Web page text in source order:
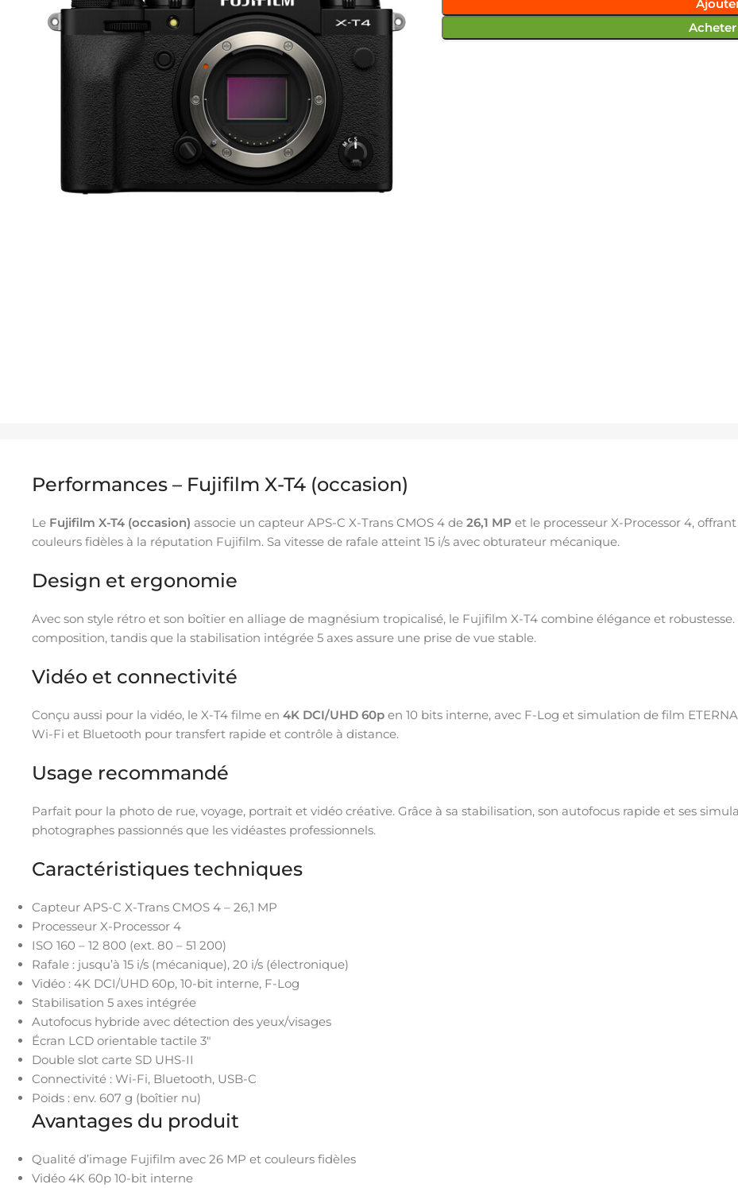
Performances – Fujifilm X-T4 (occasion)
Le Fujifilm X-T4 (occasion) associe un capteur APS-C X-Trans CMOS 4 de 26,1 MP et le processeur X-Processor 4,
couleurs fidèles à la réputation Fujifilm. Sa vitesse de rafale atteint 15 i/s avec obturateur mécanique.
Design et ergonomie
Avec son style rétro et son boîtier en alliage de magnésium tropicalisé, le Fujifilm X-T4 combine élégance et
composition, tandis que la stabilisation intégrée 5 axes assure une prise de vue stable.
Vidéo et connectivité
Conçu aussi pour la vidéo, le X-T4 filme en 4K DCI/UHD 60p en 10 bits interne, avec F-Log et simulation de film
Wi-Fi et Bluetooth pour transfert rapide et contrôle à distance.
Usage recommandé
Parfait pour la photo de rue, voyage, portrait et vidéo créative. Grâce à sa stabilisation, son autofocus rapide et ses
photographes passionnés que les vidéastes professionnels.
Caractéristiques techniques
Capteur APS-C X-Trans CMOS 4 – 26,1 MP
Processeur X-Processor 4
ISO 160 – 12 800 (ext. 80 – 51 200)
Rafale : jusqu’à 15 i/s (mécanique), 20 i/s (électronique)
Vidéo : 4K DCI/UHD 60p, 10-bit interne, F-Log
Stabilisation 5 axes intégrée
Autofocus hybride avec détection des yeux/visages
Écran LCD orientable tactile 3″
Double slot carte SD UHS-II
Connectivité : Wi-Fi, Bluetooth, USB-C
Poids : env. 607 g (boîtier nu)
Avantages du produit
Qualité d’image Fujifilm avec 26 MP et couleurs fidèles
Vidéo 4K 60p 10-bit interne